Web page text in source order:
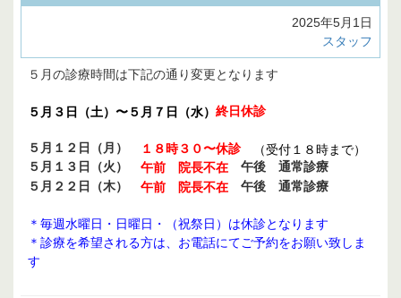
2025年5月1日
スタッフ
５月の診療時間は下記の通り変更となります
５月３日（土）〜５月７日（水） 終日休診
５月１２日（月） １８時３０〜休診
（受付１８時まで）
５月１３日（火） 午前 院長不在 午後 通常診療
５月２２日（木） 午前 院長不在 午後 通常診療
＊毎週水曜日・日曜日・（祝祭日）は休診となります
＊診療を希望される方は、お電話にてご予約をお願い致しま
す